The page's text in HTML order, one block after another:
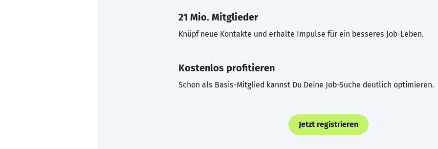
21 Mio. Mitglieder
Knüpf neue Kontakte und erhalte Impulse für ein besseres Job-Leben.
Kostenlos profitieren
Schon als Basis-Mitglied kannst Du Deine Job-Suche deutlich optimieren.
Jetzt registrieren